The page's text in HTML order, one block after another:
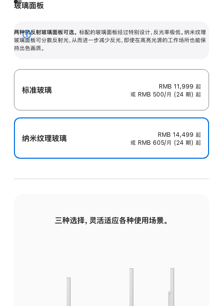
玻璃面板
两种抗反射玻璃面板可选。 标配的玻璃面板经过特别设计，反光率极低。纳米纹理
玻璃面板可分散反射光，从而进一步减少反光，即使在高亮光源的工作场所也能保
持出色画质。
展
开
标准玻璃 RMB 11,999 起
或 RMB 500/月 (24 期) 起
纳米纹理玻璃 RMB 14,499 起
或 RMB 605/月 (24 期) 起
三种选择，灵活适应各种使用场景。